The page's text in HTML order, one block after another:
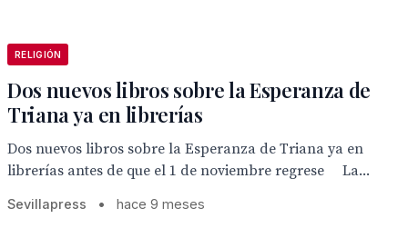
RELIGIÓN
Dos nuevos libros sobre la Esperanza de
Triana ya en librerías
Dos nuevos libros sobre la Esperanza de Triana ya en
librerías antes de que el 1 de noviembre regrese La...
Sevillapress • hace 9 meses